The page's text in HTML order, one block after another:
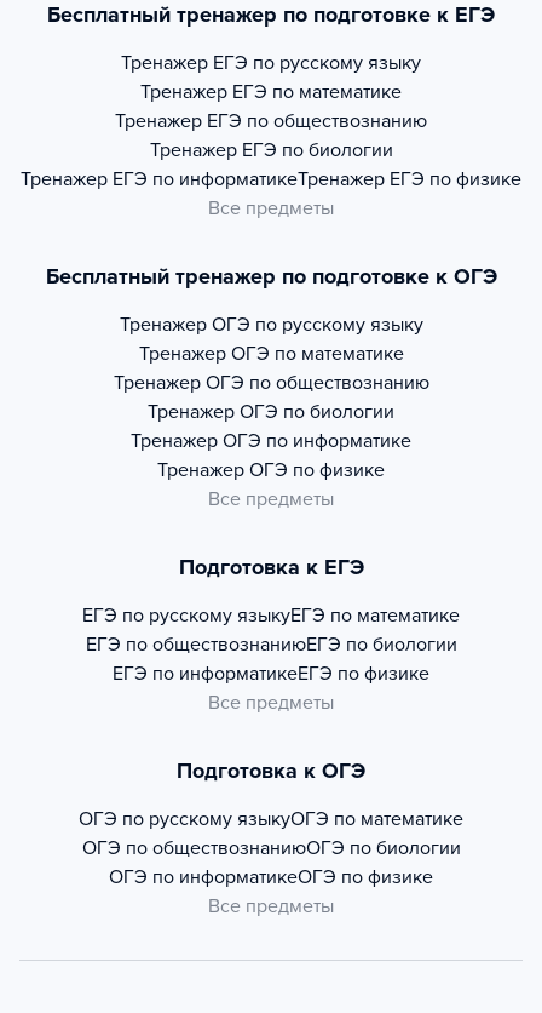
Бесплатный тренажер по подготовке к ЕГЭ
Тренажер ЕГЭ по русскому языку
Тренажер ЕГЭ по математике
Тренажер ЕГЭ по обществознанию
Тренажер ЕГЭ по биологии
Тренажер ЕГЭ по информатикеТренажер ЕГЭ по физике
Все предметы
Бесплатный тренажер по подготовке к ОГЭ
Тренажер ОГЭ по русскому языку
Тренажер ОГЭ по математике
Тренажер ОГЭ по обществознанию
Тренажер ОГЭ по биологии
Тренажер ОГЭ по информатике
Тренажер ОГЭ по физике
Все предметы
Подготовка к ЕГЭ
ЕГЭ по русскому языкуЕГЭ по математике
ЕГЭ по обществознаниюЕГЭ по биологии
ЕГЭ по информатикеЕГЭ по физике
Все предметы
Подготовка к ОГЭ
ОГЭ по русскому языкуОГЭ по математике
ОГЭ по обществознаниюОГЭ по биологии
ОГЭ по информатикеОГЭ по физике
Все предметы